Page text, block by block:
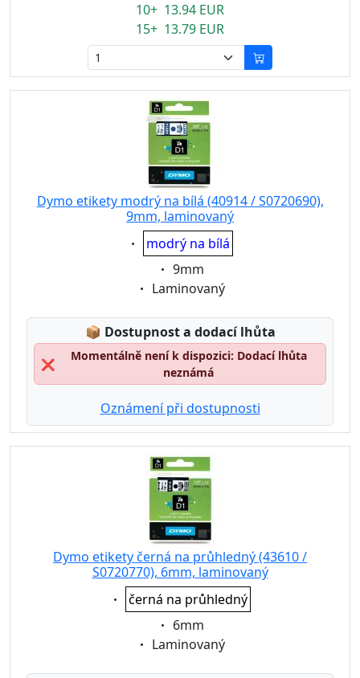
10+ 13.94 EUR
15+ 13.79 EUR
Dymo etikety modrý na bílá (40914 / S0720690),
9mm, laminovaný
Eigenschaft:
modrý na bílá
Eigenschaft:
9mm
Eigenschaft:
Laminovaný
📦 Lagerstatus:
Dostupnost a dodací lhůta
❌
Momentálně není k dispozici: Dodací lhůta
neznámá
Oznámení při dostupnosti
Dymo etikety černá na průhledný (43610 /
S0720770), 6mm, laminovaný
Eigenschaft:
černá na průhledný
Eigenschaft:
6mm
Eigenschaft:
Laminovaný